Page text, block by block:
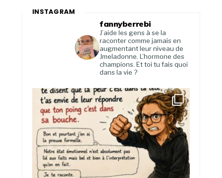
INSTAGRAM
fannyberrebi
J’aide les gens à se la
raconter comme jamais en
augmentant leur niveau de
Jmeladonne. L’hormone des
champions. Et toi tu fais quoi
dans la vie ?